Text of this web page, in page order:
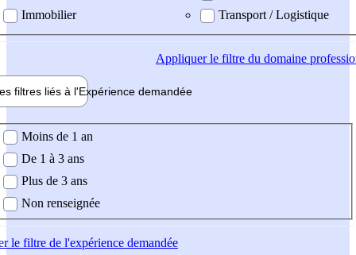
Immobilier
Transport / Logistique
Appliquerle filtre du domaine
filtres liés à l'Expérience demandée
demandée
Moins de 1 an
De 1 à 3 ans
Plus de 3 ans
Non renseignée
le filtre de l'expérience demandée